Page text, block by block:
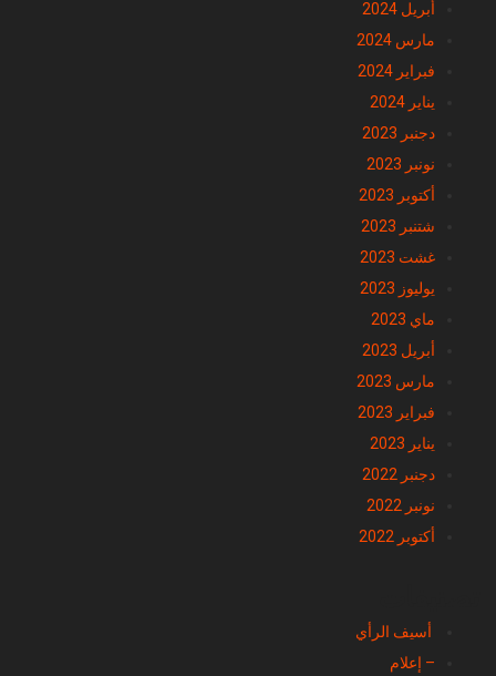
أبريل 2024
مارس 2024
فبراير 2024
يناير 2024
دجنبر 2023
نونبر 2023
أكتوبر 2023
شتنبر 2023
غشت 2023
يوليوز 2023
ماي 2023
أبريل 2023
مارس 2023
فبراير 2023
يناير 2023
دجنبر 2022
نونبر 2022
أكتوبر 2022
أسيف الرأي
– إعلام